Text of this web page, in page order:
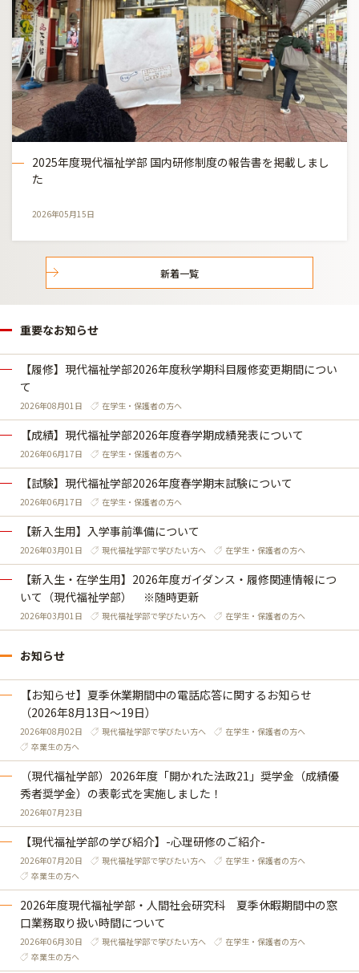
2025年度現代福祉学部 国内研修制度の報告書を掲載しまし
た
2026年05月15日
新着一覧
重要なお知らせ
【履修】現代福祉学部2026年度秋学期科目履修変更期間につい
て
2026年08月01日 在学生・保護者の方へ
【成績】現代福祉学部2026年度春学期成績発表について
2026年06月17日 在学生・保護者の方へ
【試験】現代福祉学部2026年度春学期末試験について
2026年06月17日 在学生・保護者の方へ
【新入生用】入学事前準備について
2026年03月01日 現代福祉学部で学びたい方へ 在学生・保護者の方へ
【新入生・在学生用】2026年度ガイダンス・履修関連情報につ
いて（現代福祉学部） ※随時更新
2026年03月01日 現代福祉学部で学びたい方へ 在学生・保護者の方へ
お知らせ
【お知らせ】夏季休業期間中の電話応答に関するお知らせ
（2026年8月13日～19日）
2026年08月02日 現代福祉学部で学びたい方へ
在学生・保護者の方へ
卒業生の方へ
（現代福祉学部）2026年度「開かれた法政21」奨学金（成績優
秀者奨学金）の表彰式を実施しました！
2026年07月23日
【現代福祉学部の学び紹介】-心理研修のご紹介-
2026年07月20日 現代福祉学部で学びたい方へ
在学生・保護者の方へ
卒業生の方へ
2026年度現代福祉学部・人間社会研究科 夏季休暇期間中の窓
口業務取り扱い時間について
2026年06月30日 現代福祉学部で学びたい方へ
在学生・保護者の方へ
卒業生の方へ